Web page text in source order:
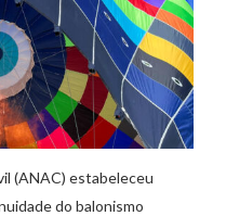
(ANAC) estabeleceu
do balonismo